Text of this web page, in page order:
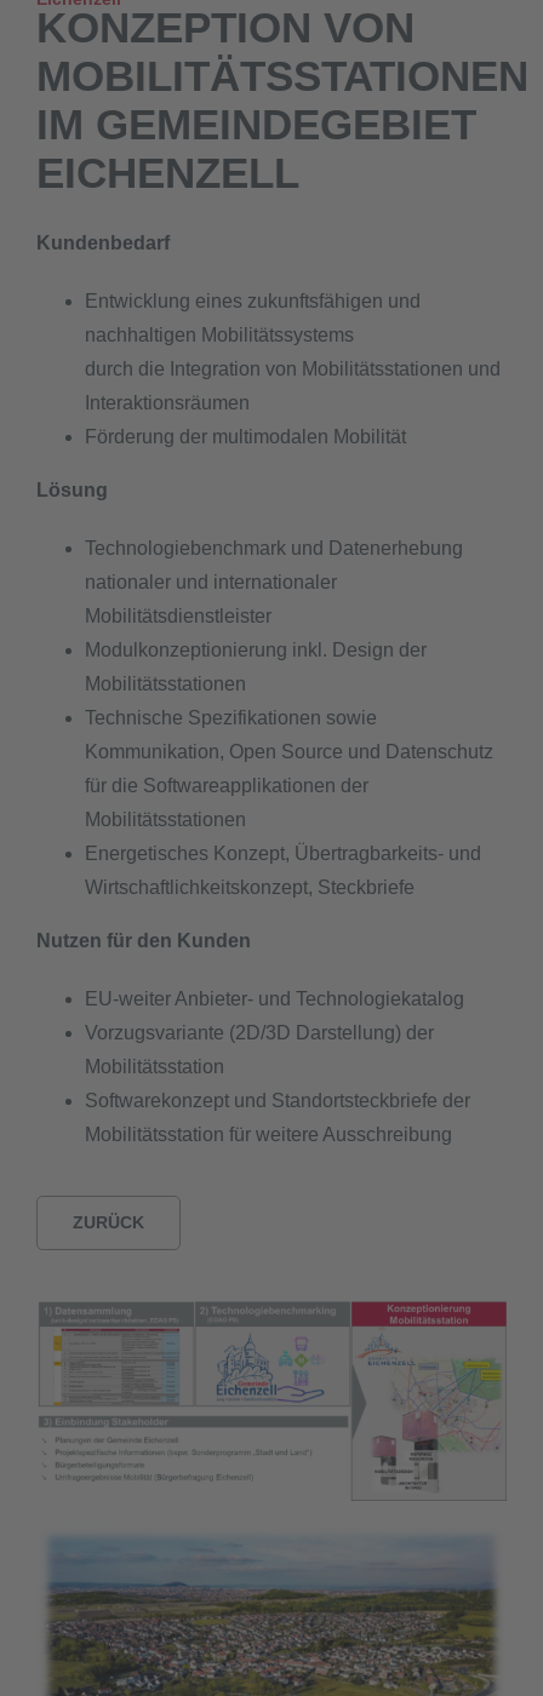
KONZEPTION VON
MOBILITÄTSSTATIONEN
IM GEMEINDEGEBIET
EICHENZELL
Kundenbedarf
Entwicklung eines zukunftsfähigen und
nachhaltigen Mobilitätssystems
durch die Integration von Mobilitätsstationen und
Interaktionsräumen
Förderung der multimodalen Mobilität
Lösung
Technologiebenchmark und Datenerhebung
nationaler und internationaler
Mobilitätsdienstleister
Modulkonzeptionierung inkl. Design der
Mobilitätsstationen
Technische Spezifikationen sowie
Kommunikation, Open Source und Datenschutz
für die Softwareapplikationen der
Mobilitätsstationen
Energetisches Konzept, Übertragbarkeits- und
Wirtschaftlichkeitskonzept, Steckbriefe
Nutzen für den Kunden
EU-weiter Anbieter- und Technologiekatalog
Vorzugsvariante (2D/3D Darstellung) der
Mobilitätsstation
Softwarekonzept und Standortsteckbriefe der
Mobilitätsstation für weitere Ausschreibung
ZURÜCK